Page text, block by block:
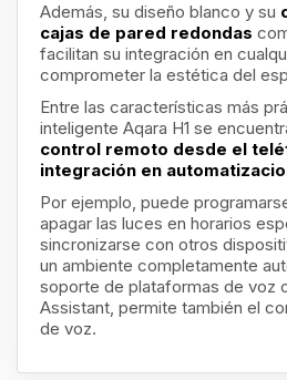
Además, su diseño blanco y su
cajas de pared redondas
facilitan su integración en
comprometer la estética del
Entre las características más
inteligente Aqara H1 se
control remoto desde el
integración en
Por ejemplo, puede
apagar las luces en horarios
sincronizarse con otros
un ambiente completamente
soporte de plataformas de voz
Assistant, permite también el
de voz.